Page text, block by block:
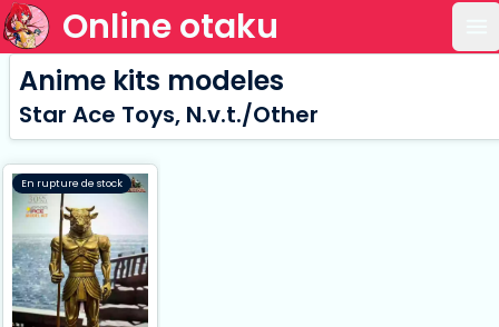
Online otaku
Anime kits modeles
Star Ace Toys, N.v.t./Other
En rupture de stock